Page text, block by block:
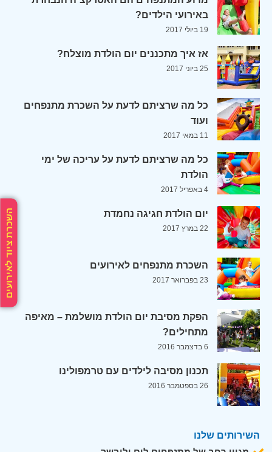
השכרת ציוד לאירועים
באירועי הילדים?
19 ביולי 2017
אז איך מתכננים יום הולדת מוצלח?
25 ביוני 2017
כל מה שרציתם לדעת על השכרת מתנפחים
ועוד
11 במאי 2017
כל מה שרציתם לדעת על עריכה של ימי
הולדת
4 באפריל 2017
יום הולדת חגיגה נחמדת
22 במרץ 2017
השכרת מתנפחים לאירועים
23 בפברואר 2017
הפקת מסיבת יום הולדת מושלמת – מאיפה
מתחילים?
6 בדצמבר 2016
תכנון מסיבה לילדים עם טרמפולינו
26 בספטמבר 2016
השירותים שלנו